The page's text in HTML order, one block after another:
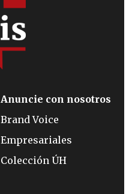
Anuncie con nosotros
Brand Voice
Empresariales
Colección ÚH